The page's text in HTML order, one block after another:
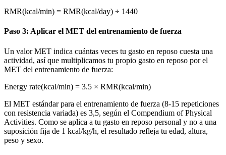
RMR(kcal/min) = RMR(kcal/day) ÷ 1440
Paso 3: Aplicar el MET del entrenamiento de fuerza
Un valor MET indica cuántas veces tu gasto en reposo cuesta una
actividad, así que multiplicamos tu propio gasto en reposo por el
MET del entrenamiento de fuerza:
Energy rate(kcal/min) = 3.5 × RMR(kcal/min)
El MET estándar para el entrenamiento de fuerza (8-15 repeticiones
con resistencia variada) es 3,5, según el Compendium of Physical
Activities. Como se aplica a tu gasto en reposo personal y no a una
suposición fija de 1 kcal/kg/h, el resultado refleja tu edad, altura,
peso y sexo.